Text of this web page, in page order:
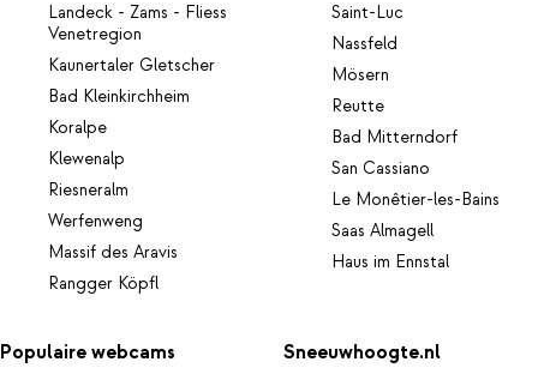
Landeck - Zams - Fliess
Venetregion
Kaunertaler Gletscher
Bad Kleinkirchheim
Koralpe
Klewenalp
Riesneralm
Werfenweng
Massif des Aravis
Rangger Köpfl
Saint-Luc
Nassfeld
Mösern
Reutte
Bad Mitterndorf
San Cassiano
Le Monêtier-les-Bains
Saas Almagell
Haus im Ennstal
Populaire webcams Sneeuwhoogte.nl